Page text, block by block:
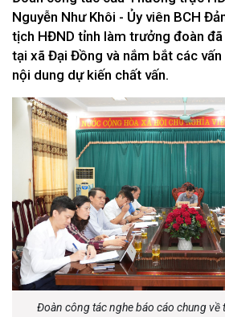
Nguyễn Như Khôi - Ủy viên BCH
tịch HĐND tỉnh làm trưởng đoàn
tại xã Đại Đồng và nắm bắt các
nội dung dự kiến chất vấn.
Đoàn công tác nghe báo cáo chung về